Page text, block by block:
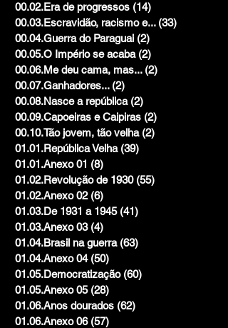
00.02.Era de progressos (14)
00.03.Escravidão, racismo e... (33)
00.04.Guerra do Paraguai (2)
00.05.O Império se acaba (2)
00.06.Me deu cama, mas... (2)
00.07.Ganhadores... (2)
00.08.Nasce a república (2)
00.09.Capoeiras e Caipiras (2)
00.10.Tão jovem, tão velha (2)
01.01.República Velha (39)
01.01.Anexo 01 (8)
01.02.Revolução de 1930 (55)
01.02.Anexo 02 (6)
01.03.De 1931 a 1945 (41)
01.03.Anexo 03 (4)
01.04.Brasil na guerra (63)
01.04.Anexo 04 (50)
01.05.Democratização (60)
01.05.Anexo 05 (28)
01.06.Anos dourados (62)
01.06.Anexo 06 (57)